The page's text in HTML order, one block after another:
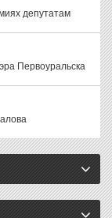
депутатам
Первоуральска